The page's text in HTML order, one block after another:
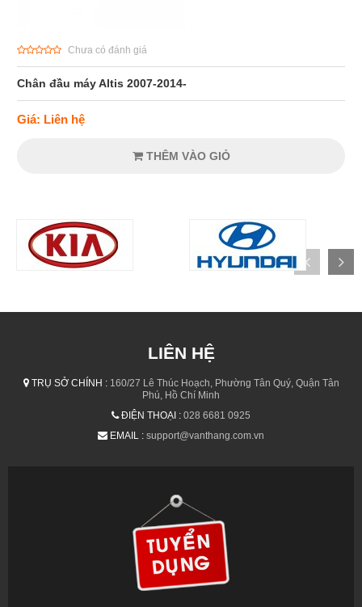
Chưa có đánh giá
Chân đầu máy Altis 2007-2014-
Giá: Liên hệ
THÊM VÀO GIỎ
LIÊN HỆ
TRỤ SỞ CHÍNH :160/27 Lê Thúc Hoạch, Phường Tân Quý, Quận Tân
Phú, Hồ Chí Minh
ĐIỆN THOẠI : 028 6681 0925
EMAIL : support@vanthang.com.vn